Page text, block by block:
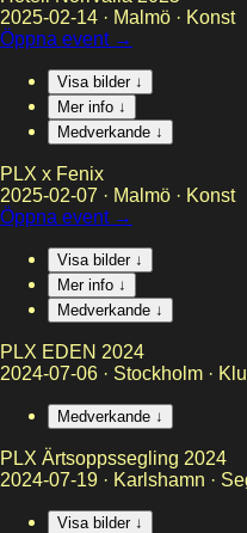
2025-02-14 · Malmö · Konst
Öppna event →
Visa bilder ↓
Mer info ↓
Medverkande ↓
PLX x Fenix
2025-02-07 · Malmö · Konst
Öppna event →
Visa bilder ↓
Mer info ↓
Medverkande ↓
PLX EDEN 2024
2024-07-06 · Stockholm ·
Medverkande ↓
PLX Ärtsoppssegling 2024
2024-07-19 · Karlshamn ·
Visa bilder ↓